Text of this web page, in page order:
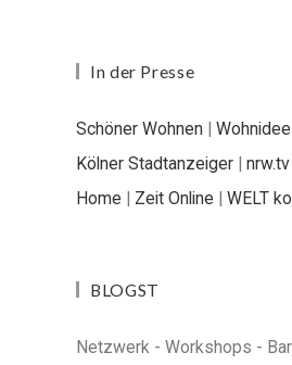
In der Presse
Schöner Wohnen | Wohnidee
Kölner Stadtanzeiger | nrw.tv
Home | Zeit Online | WELT
BLOGST
Netzwerk - Workshops -